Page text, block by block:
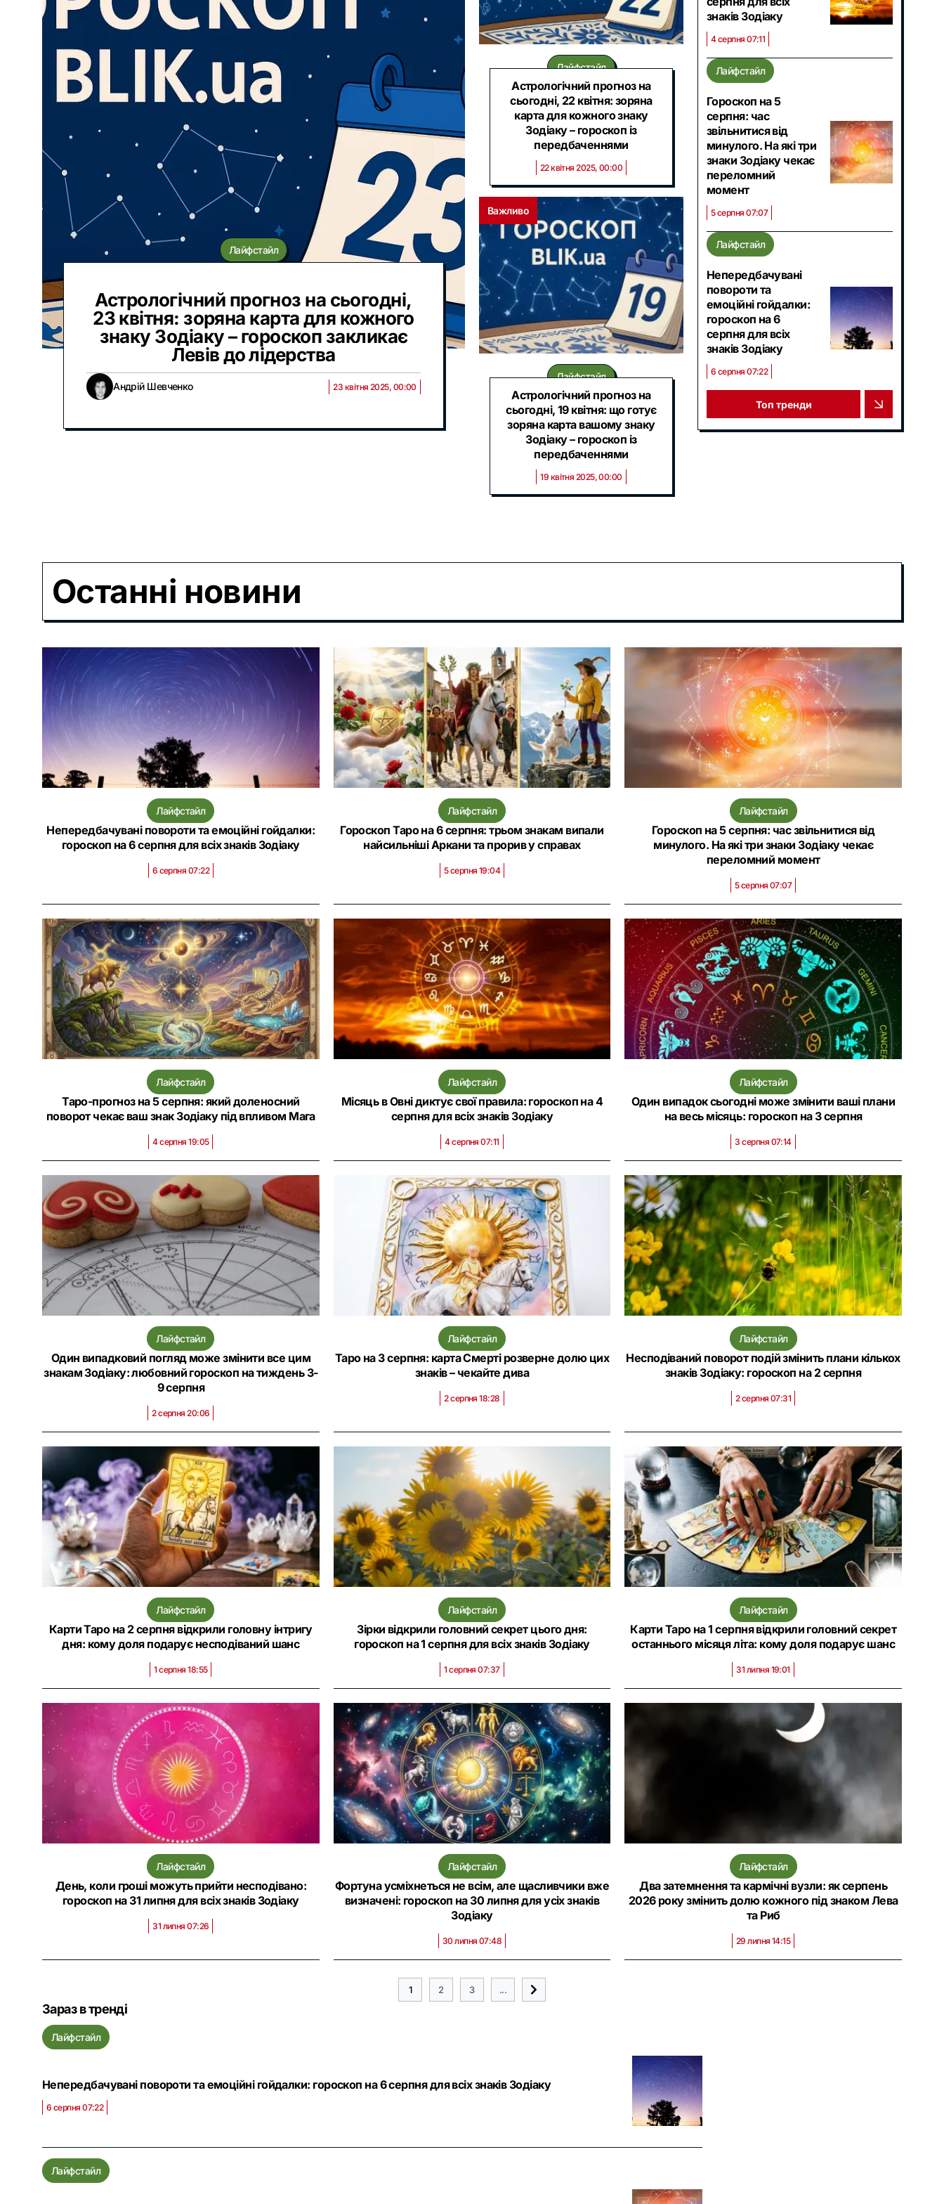
Лайфстайл
Астрологічний прогноз на сьогодні,
23 квітня: зоряна карта для кожного
знаку Зодіаку – гороскоп закликає
Левів до лідерства
Андрій Шевченко 23 квітня 2025, 00:00
Лайфстайл
Астрологічний прогноз на
сьогодні, 22 квітня: зоряна
карта для кожного знаку
Зодіаку – гороскоп із
передбаченнями
22 квітня 2025, 00:00
Важливо
Лайфстайл
Астрологічний прогноз на
сьогодні, 19 квітня: що готує
зоряна карта вашому знаку
Зодіаку – гороскоп із
передбаченнями
19 квітня 2025, 00:00
знаків Зодіаку
4 серпня 07:11
Лайфстайл
Гороскоп на 5
серпня: час
звільнитися від
минулого. На які три
знаки Зодіаку чекає
переломний
момент
5 серпня 07:07
Лайфстайл
Непередбачувані
повороти та
емоційні гойдалки:
гороскоп на 6
серпня для всіх
знаків Зодіаку
6 серпня 07:22
Топ тренди
Останні новини
Лайфстайл
Непередбачувані повороти та емоційні гойдалки:
гороскоп на 6 серпня для всіх знаків Зодіаку
6 серпня 07:22
Лайфстайл
Гороскоп Таро на 6 серпня: трьом знакам випали
найсильніші Аркани та прорив у справах
5 серпня 19:04
Лайфстайл
Гороскоп на 5 серпня: час звільнитися від
минулого. На які три знаки Зодіаку чекає
переломний момент
5 серпня 07:07
Лайфстайл
Таро-прогноз на 5 серпня: який доленосний
поворот чекає ваш знак Зодіаку під впливом Мага
4 серпня 19:05
Лайфстайл
Місяць в Овні диктує свої правила: гороскоп на 4
серпня для всіх знаків Зодіаку
4 серпня 07:11
Лайфстайл
Один випадок сьогодні може змінити ваші плани
на весь місяць: гороскоп на 3 серпня
3 серпня 07:14
Лайфстайл
Один випадковий погляд може змінити все цим
знакам Зодіаку: любовний гороскоп на тиждень 3-
9 серпня
2 серпня 20:06
Лайфстайл
Таро на 3 серпня: карта Смерті розверне долю цих
знаків – чекайте дива
2 серпня 18:28
Лайфстайл
Несподіваний поворот подій змінить плани кількох
знаків Зодіаку: гороскоп на 2 серпня
2 серпня 07:31
Лайфстайл
Карти Таро на 2 серпня відкрили головну інтригу
дня: кому доля подарує несподіваний шанс
1 серпня 18:55
Лайфстайл
Зірки відкрили головний секрет цього дня:
гороскоп на 1 серпня для всіх знаків Зодіаку
1 серпня 07:37
Лайфстайл
Карти Таро на 1 серпня відкрили головний секрет
останнього місяця літа: кому доля подарує шанс
31 липня 19:01
Лайфстайл
День, коли гроші можуть прийти несподівано:
гороскоп на 31 липня для всіх знаків Зодіаку
31 липня 07:26
Лайфстайл
Фортуна усміхнеться не всім, але щасливчики вже
визначені: гороскоп на 30 липня для усіх знаків
Зодіаку
30 липня 07:48
Лайфстайл
Два затемнення та кармічні вузли: як серпень
2026 року змінить долю кожного під знаком Лева
та Риб
29 липня 14:15
1 2 3 ...
Зараз в тренді
Лайфстайл
Непередбачувані повороти та емоційні гойдалки: гороскоп на 6 серпня для всіх знаків Зодіаку
6 серпня 07:22
Лайфстайл